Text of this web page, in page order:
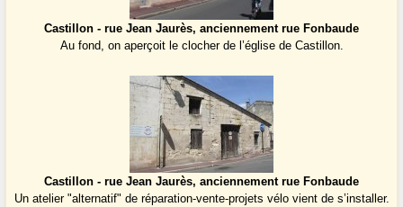
Castillon - rue Jean Jaurès, anciennement rue Fonbaude
Au fond, on aperçoit le clocher de l’église de Castillon.
Castillon - rue Jean Jaurès, anciennement rue Fonbaude
Un atelier "alternatif" de réparation-vente-projets vélo vient de s’installer.